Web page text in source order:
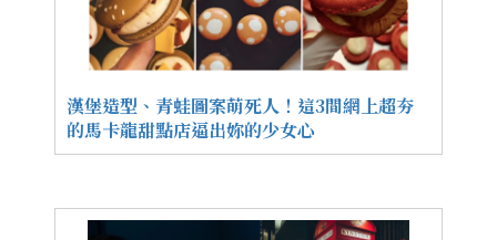
漢堡造型、青蛙圖案萌死人！這3間網上超夯
的馬卡龍甜點店逼出妳的少女心